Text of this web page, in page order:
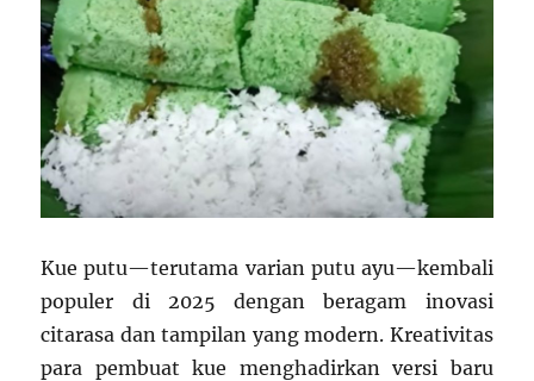
Kue putu—terutama varian putu ayu—kembali
populer di 2025 dengan beragam inovasi
citarasa dan tampilan yang modern. Kreativitas
para pembuat kue menghadirkan versi baru